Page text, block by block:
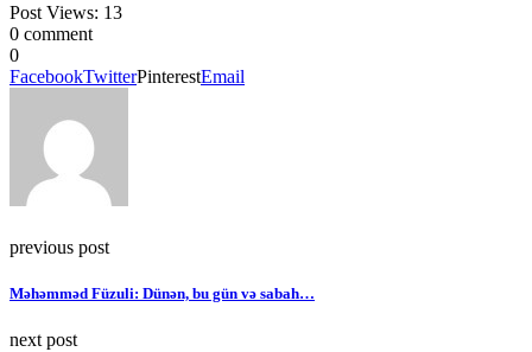
Post Views: 13
0 comment
0
FacebookTwitterPinterestEmail
previous post
Məhəmməd Füzuli: Dünən, bu gün və sabah…
next post